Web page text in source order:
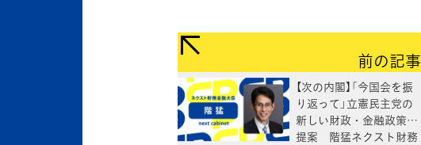
前の記事
【次の内閣】「今国会を振
り返って」立憲民主党の
新しい財政・金融政策を
提案 階猛ネクスト財務